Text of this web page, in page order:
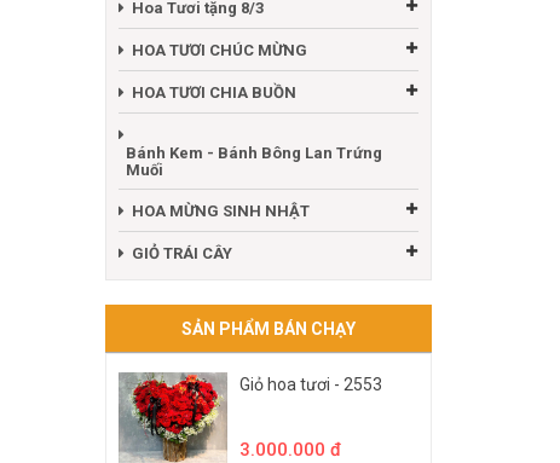
Hoa Tươi tặng 8/3
HOA TƯƠI CHÚC MỪNG
HOA TƯƠI CHIA BUỒN
Bánh Kem - Bánh Bông Lan Trứng
Muối
HOA MỪNG SINH NHẬT
GIỎ TRÁI CÂY
SẢN PHẨM BÁN CHẠY
Giỏ hoa tươi - 2553
3.000.000 đ